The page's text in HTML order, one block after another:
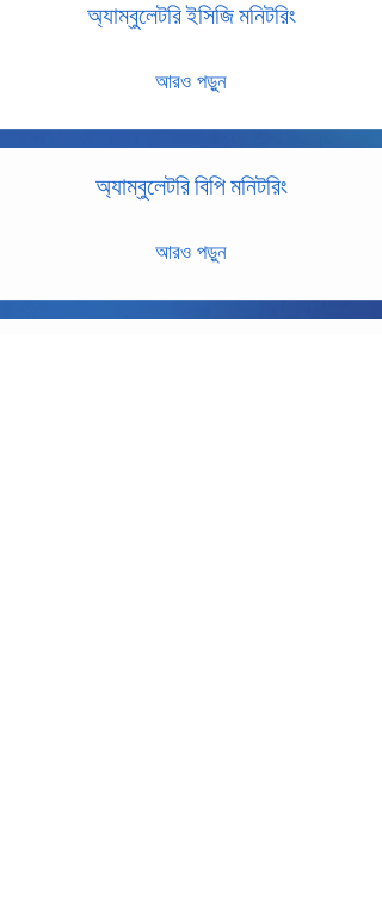
অ্যাম্বুলেটরি ইসিজি মনিটরিং
আরও পড়ুন
অ্যাম্বুলেটরি বিপি মনিটরিং
আরও পড়ুন